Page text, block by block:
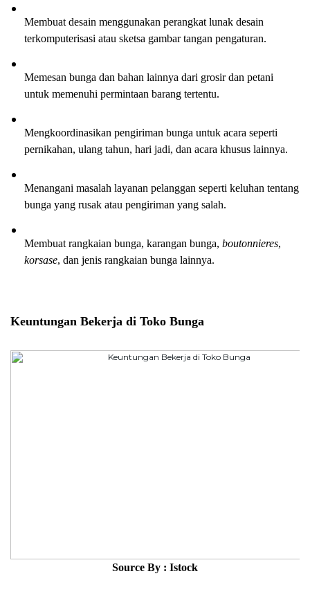
Membuat desain menggunakan perangkat lunak desain
terkomputerisasi atau sketsa gambar tangan pengaturan.
Memesan bunga dan bahan lainnya dari grosir dan petani
untuk memenuhi permintaan barang tertentu.
Mengkoordinasikan pengiriman bunga untuk acara seperti
pernikahan, ulang tahun, hari jadi, dan acara khusus lainnya.
Menangani masalah layanan pelanggan seperti keluhan tentang
bunga yang rusak atau pengiriman yang salah.
Membuat rangkaian bunga, karangan bunga, boutonnieres
korsase, dan jenis rangkaian bunga lainnya.
Keuntungan Bekerja di Toko Bunga
Source By : Istock